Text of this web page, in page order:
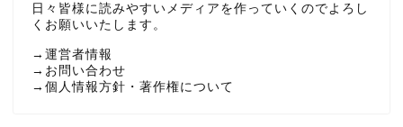
日々皆様に読みやすいメディアを作っていくのでよろし
くお願いいたします。
→ 運営者情報
→ お問い合わせ
→ 個人情報方針・著作権について